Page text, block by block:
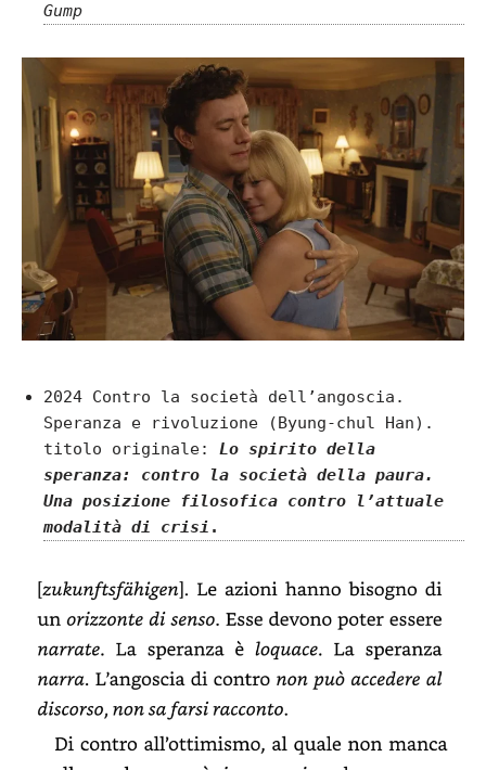
Gump
2024 Contro la società dell’angoscia.
Speranza e rivoluzione (Byung-chul Han).
titolo originale: Lo spirito della
speranza: contro la società della paura.
Una posizione filosofica contro l’attuale
modalità di crisi .